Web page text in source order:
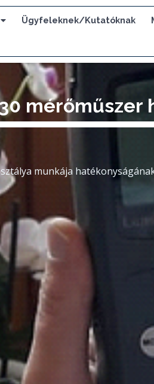
Ügyfeleknek/Kutatóknak
munkája